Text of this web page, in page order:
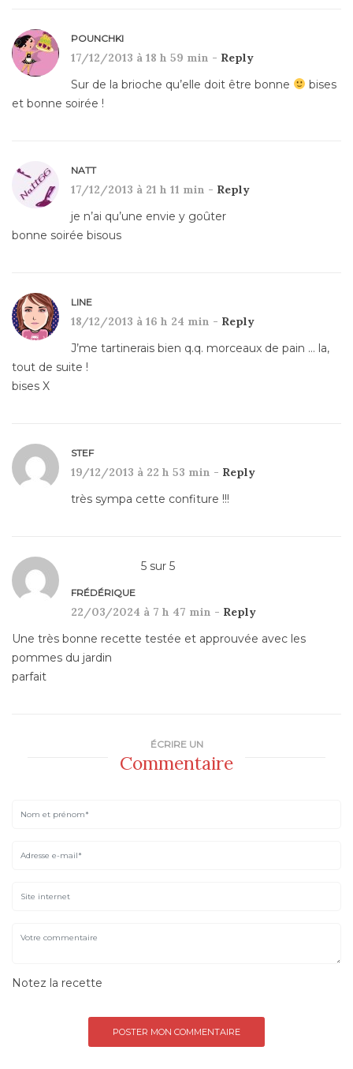
POUNCHKI
17/12/2013 à 18 h 59 min - Reply
Sur de la brioche qu’elle doit être bonne
bises
et bonne soirée !
NATT
17/12/2013 à 21 h 11 min - Reply
je n’ai qu’une envie y goûter
bonne soirée bisous
LINE
18/12/2013 à 16 h 24 min - Reply
J’me tartinerais bien q.q. morceaux de pain … la,
tout de suite !
bises X
STEF
19/12/2013 à 22 h 53 min - Reply
très sympa cette confiture !!!
5 sur 5
FRÉDÉRIQUE
22/03/2024 à 7 h 47 min - Reply
Une très bonne recette testée et approuvée avec les
pommes du jardin
parfait
ÉCRIRE UN
Commentaire
Notez la recette